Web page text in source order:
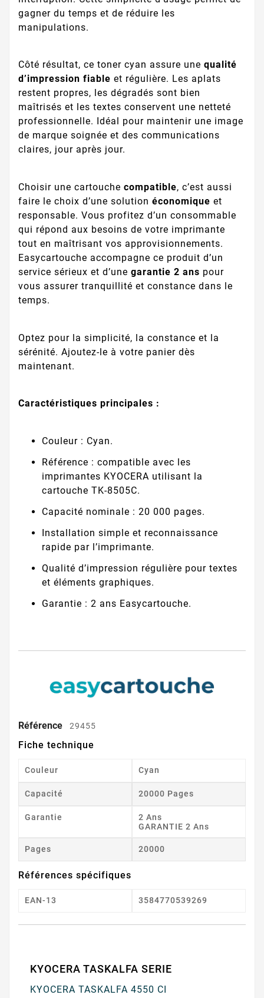
gagner du temps et de réduire les
manipulations.
Côté résultat, ce toner cyan assure une qualité
d’impression fiable et régulière. Les aplats
restent propres, les dégradés sont bien
maîtrisés et les textes conservent une netteté
professionnelle. Idéal pour maintenir une image
de marque soignée et des communications
claires, jour après jour.
Choisir une cartouche compatible, c’est aussi
faire le choix d’une solution économique et
responsable. Vous profitez d’un consommable
qui répond aux besoins de votre imprimante
tout en maîtrisant vos approvisionnements.
Easycartouche accompagne ce produit d’un
service sérieux et d’une garantie 2 ans pour
vous assurer tranquillité et constance dans le
temps.
Optez pour la simplicité, la constance et la
sérénité. Ajoutez-le à votre panier dès
maintenant.
Caractéristiques principales :
Couleur : Cyan.
Référence : compatible avec les
imprimantes KYOCERA utilisant la
cartouche TK-8505C.
Capacité nominale : 20 000 pages.
Installation simple et reconnaissance
rapide par l’imprimante.
Qualité d’impression régulière pour textes
et éléments graphiques.
Garantie : 2 ans Easycartouche.
Référence 29455
Fiche technique
Couleur Cyan
Capacité 20000 Pages
Garantie
2 Ans
GARANTIE 2 Ans
Pages 20000
Références spécifiques
EAN-13 3584770539269
KYOCERA TASKALFA SERIE
KYOCERA TASKALFA 4550 CI